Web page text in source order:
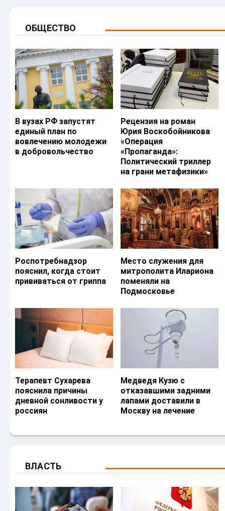
ОБЩЕСТВО
В вузах РФ запустят
единый план по
вовлечению молодежи
в добровольчество
Рецензия на роман
Юрия Воскобойникова
«Операция
«Пропаганда»:
Политический триллер
на грани метафизики»
Роспотребнадзор
пояснил, когда стоит
прививаться от гриппа
Место служения для
митрополита Илариона
поменяли на
Подмосковье
Терапевт Сухарева
пояснила причины
дневной сонливости у
россиян
Медведя Кузю с
отказавшими задними
лапами доставили в
Москву на лечение
ВЛАСТЬ